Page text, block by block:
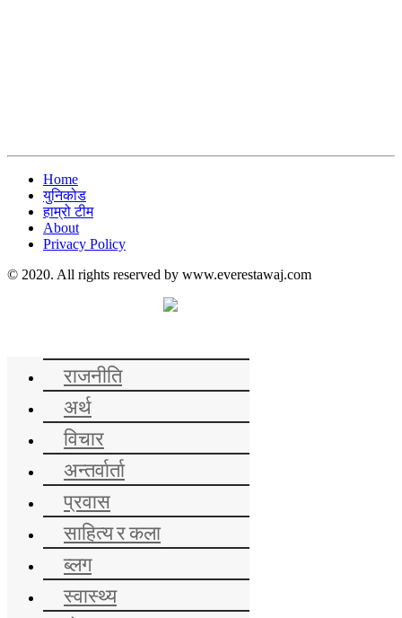
Home
युनिकोड
हाम्रो टीम
About
Privacy Policy
© 2020. All rights reserved by www.everestawaj.com
राजनीति
अर्थ
विचार
अन्तर्वार्ता
प्रवास
साहित्य र कला
ब्लग
स्वास्थ्य